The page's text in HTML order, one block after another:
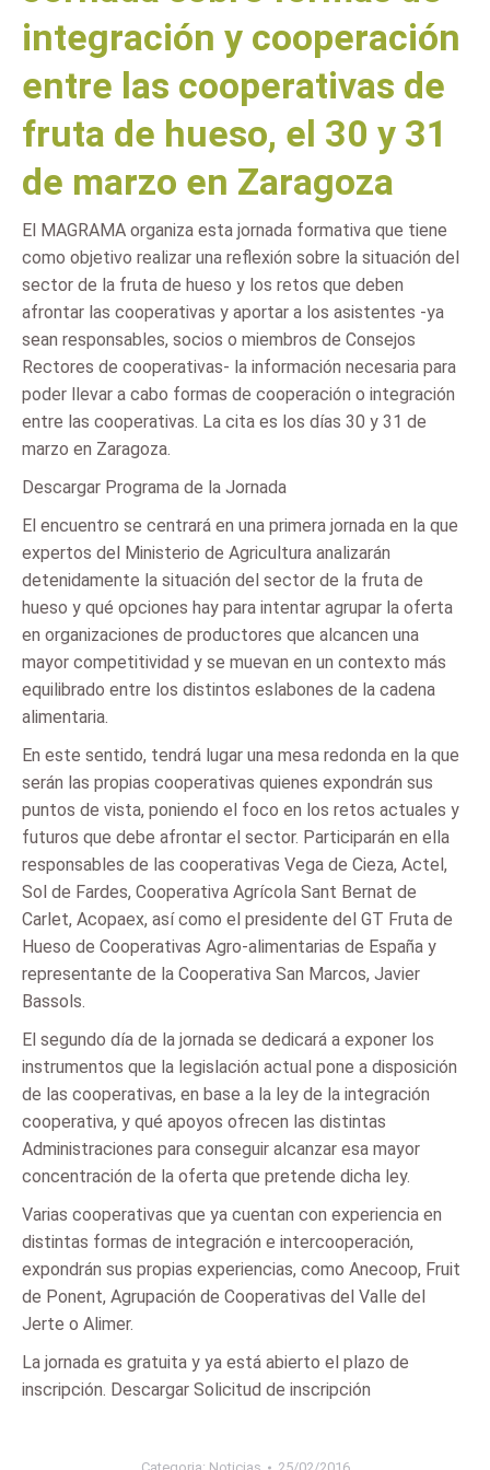
integración y cooperación
entre las cooperativas de
fruta de hueso, el 30 y 31
de marzo en Zaragoza
El MAGRAMA organiza esta jornada formativa que tiene
como objetivo realizar una reflexión sobre la situación del
sector de la fruta de hueso y los retos que deben
afrontar las cooperativas y aportar a los asistentes -ya
sean responsables, socios o miembros de Consejos
Rectores de cooperativas- la información necesaria para
poder llevar a cabo formas de cooperación o integración
entre las cooperativas. La cita es los días 30 y 31 de
marzo en Zaragoza.
Descargar Programa de la Jornada
El encuentro se centrará en una primera jornada en la que
expertos del Ministerio de Agricultura analizarán
detenidamente la situación del sector de la fruta de
hueso y qué opciones hay para intentar agrupar la oferta
en organizaciones de productores que alcancen una
mayor competitividad y se muevan en un contexto más
equilibrado entre los distintos eslabones de la cadena
alimentaria.
En este sentido, tendrá lugar una mesa redonda en la que
serán las propias cooperativas quienes expondrán sus
puntos de vista, poniendo el foco en los retos actuales y
futuros que debe afrontar el sector. Participarán en ella
responsables de las cooperativas Vega de Cieza, Actel,
Sol de Fardes, Cooperativa Agrícola Sant Bernat de
Carlet, Acopaex, así como el presidente del GT Fruta de
Hueso de Cooperativas Agro-alimentarias de España y
representante de la Cooperativa San Marcos, Javier
Bassols.
El segundo día de la jornada se dedicará a exponer los
instrumentos que la legislación actual pone a disposición
de las cooperativas, en base a la ley de la integración
cooperativa, y qué apoyos ofrecen las distintas
Administraciones para conseguir alcanzar esa mayor
concentración de la oferta que pretende dicha ley.
Varias cooperativas que ya cuentan con experiencia en
distintas formas de integración e intercooperación,
expondrán sus propias experiencias, como Anecoop, Fruit
de Ponent, Agrupación de Cooperativas del Valle del
Jerte o Alimer.
La jornada es gratuita y ya está abierto el plazo de
inscripción. Descargar Solicitud de inscripción